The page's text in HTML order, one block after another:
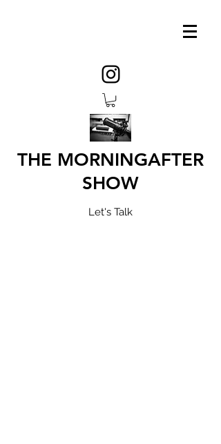
THE MORNINGAFTER
SHOW
Let's Talk